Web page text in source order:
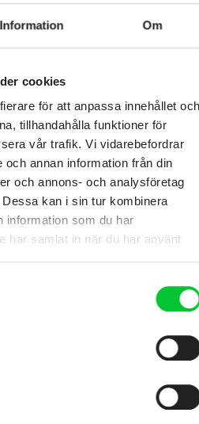
Information Om
cookies
för att anpassa innehållet och
tillhandahålla funktioner för
vår trafik. Vi vidarebefordrar
och annan information från din
och annons- och analysföretag
kan i sin tur kombinera
information som du har
har samlat in när du har använt